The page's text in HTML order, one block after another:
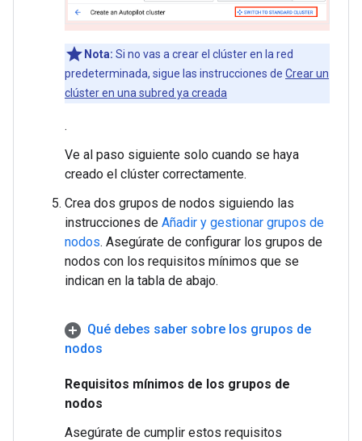
Nota: Si no vas a crear el clúster en la red
predeterminada, sigue las instrucciones de Crear un
clúster en una subred ya creada
.
Ve al paso siguiente solo cuando se haya
creado el clúster correctamente.
Crea dos grupos de nodos siguiendo las
instrucciones de Añadir y gestionar grupos de
nodos. Asegúrate de configurar los grupos de
nodos con los requisitos mínimos que se
indican en la tabla de abajo.
Qué debes saber sobre los grupos de
nodos
Requisitos mínimos de los grupos de
nodos
Asegúrate de cumplir estos requisitos